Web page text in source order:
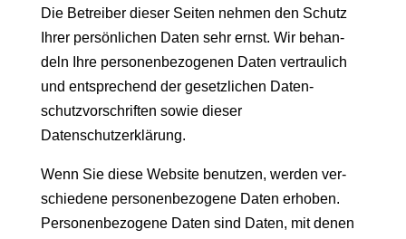
Die Betreiber dieser Seit­en nehmen den Schutz
Ihrer per­sön­lichen Dat­en sehr ernst. Wir behan­
deln Ihre per­so­n­en­be­zo­ge­nen Dat­en ver­traulich
und entsprechend der geset­zlichen Daten­
schutzvorschriften sowie dieser
Datenschutzerklärung.
Wenn Sie diese Web­site benutzen, wer­den ver­
schiedene per­so­n­en­be­zo­gene Dat­en erhoben.
Per­so­n­en­be­zo­gene Dat­en sind Dat­en, mit denen